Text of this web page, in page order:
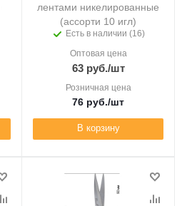
лентами никелированные
(ассорти 10 игл)
Есть в наличии (16)
Оптовая цена
63руб./шт
Розничная цена
76 руб./шт
В корзину